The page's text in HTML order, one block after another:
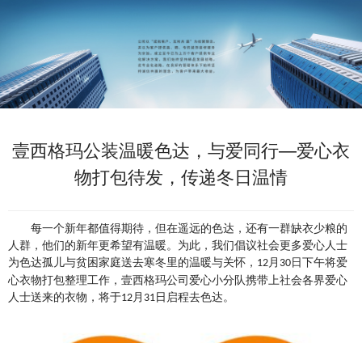
壹西格玛公装温暖色达，与爱同行—爱心衣
物打包待发，传递冬日温情
每一个新年都值得期待，但在遥远的色达，还有一群缺衣少粮的
人群，他们的新年更希望有温暖。 为此，我们倡议社会更多爱心人士
为色达孤儿与贫困家庭送去寒冬里的温暖与关怀， 12月 30 日 下午将爱
心衣物打包整理工作 ， 壹西格玛公司爱心小分队携带上社会各界爱心
人士送来的衣物 ， 将于12月 31 日 启程去色达。